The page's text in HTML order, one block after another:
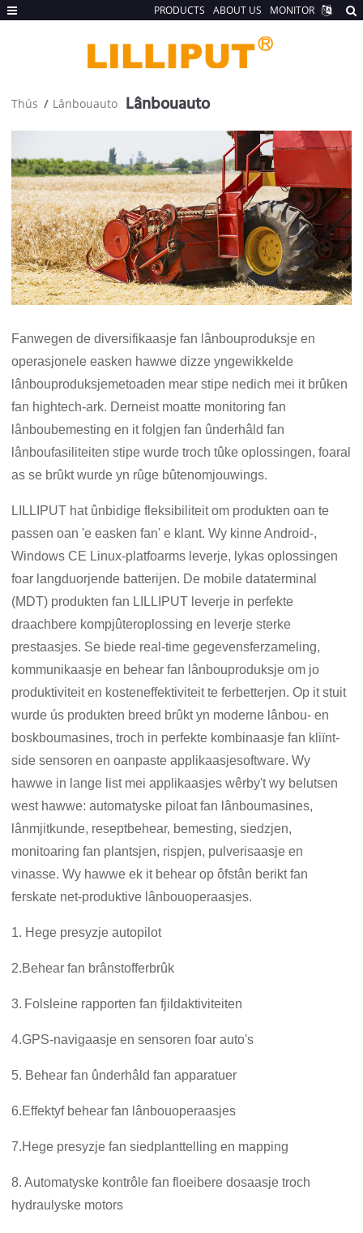
Lânbouauto
Thús Lânbouauto
Fanwegen de diversifikaasje fan lânbouproduksje en
operasjonele easken hawwe dizze yngewikkelde
lânbouproduksjemetoaden mear stipe nedich mei it brûken
fan hightech-ark. Derneist moatte monitoring fan
lânboubemesting en it folgjen fan ûnderhâld fan
lânboufasiliteiten stipe wurde troch tûke oplossingen, foaral
as se brûkt wurde yn rûge bûtenomjouwings.
LILLIPUT hat ûnbidige fleksibiliteit om produkten oan te
passen oan 'e easken fan' e klant. Wy kinne Android-,
Windows CE Linux-platfoarms leverje, lykas oplossingen
foar langduorjende batterijen. De mobile dataterminal
(MDT) produkten fan LILLIPUT leverje in perfekte
draachbere kompjûteroplossing en leverje sterke
prestaasjes. Se biede real-time gegevensferzameling,
kommunikaasje en behear fan lânbouproduksje om jo
produktiviteit en kosteneffektiviteit te ferbetterjen. Op it stuit
wurde ús produkten breed brûkt yn moderne lânbou- en
boskboumasines, troch in perfekte kombinaasje fan kliïnt-
side sensoren en oanpaste applikaasjesoftware. Wy
hawwe in lange list mei applikaasjes wêrby't wy belutsen
west hawwe: automatyske piloat fan lânboumasines,
lânmjitkunde, reseptbehear, bemesting, siedzjen,
monitoaring fan plantsjen, rispjen, pulverisaasje en
vinasse. Wy hawwe ek it behear op ôfstân berikt fan
ferskate net-produktive lânbouoperaasjes.
1. Hege presyzje autopilot
2.Behear fan brânstofferbrûk
3. Folsleine rapporten fan fjildaktiviteiten
4.GPS-navigaasje en sensoren foar auto's
5. Behear fan ûnderhâld fan apparatuer
6.Effektyf behear fan lânbouoperaasjes
7.Hege presyzje fan siedplanttelling en mapping
8. Automatyske kontrôle fan floeibere dosaasje troch
hydraulyske motors
PRODUCTS ABOUT US MONITOR